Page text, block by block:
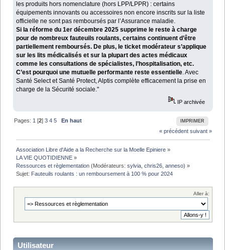
les produits hors nomenclature (hors LPP/LPPR) : certains
équipements innovants ou accessoires non encore inscrits sur la liste
officielle ne sont pas remboursés par l’Assurance maladie.
Si la réforme du 1er décembre 2025 supprime le reste à charge
pour de nombreux fauteuils roulants, certains continuent d’être
partiellement remboursés. De plus, le ticket modérateur s’applique
sur les lits médicalisés et sur la plupart des actes médicaux
comme les consultations de spécialistes, l’hospitalisation, etc.
C’est pourquoi une mutuelle performante reste essentielle. Avec
Santé Select et Santé Protect, Alptis complète efficacement la prise en
charge de la Sécurité sociale."
IP archivée
IMPRIMER
Pages: 1 [2]3 4 5
En haut
« précédent suivant »
Association Libre d'Aide a la Recherche sur la Moelle Epiniere »
LA VIE QUOTIDIENNE »
Ressources et règlementation (Modérateurs:sylvia,chris26,anneso) »
Sujet: Fauteuils roulants : un remboursement à 100 % pour 2024
Aller à:
Utilisateur